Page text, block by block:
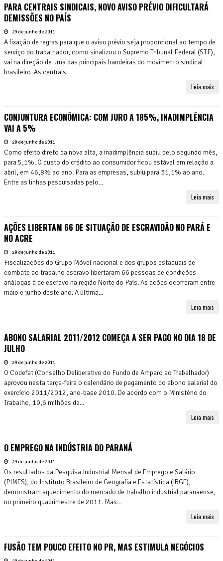
PARA CENTRAIS SINDICAIS, NOVO AVISO PRÉVIO DIFICULTARÁ
DEMISSÕES NO PAÍS
29 de junho de 2011
A fixação de regras para que o aviso prévio seja proporcional ao tempo de
serviço do trabalhador, como sinalizou o Supremo Tribunal Federal (STF),
vai na direção de uma das principais bandeiras do movimento sindical
brasileiro. As centrais...
Leia mais
CONJUNTURA ECONÔMICA: COM JURO A 185%, INADIMPLÊNCIA
VAI A 5%
29 de junho de 2011
Como efeito direto da nova alta, a inadimplência subiu pelo segundo mês,
para 5,1%. O custo do crédito ao consumidor ficou estável em relação a
abril, em 46,8% ao ano. Para as empresas, subiu para 31,1% ao ano.
Entre as linhas pesquisadas pelo...
Leia mais
AÇÕES LIBERTAM 66 DE SITUAÇÃO DE ESCRAVIDÃO NO PARÁ E
NO ACRE
29 de junho de 2011
Fiscalizações do Grupo Móvel nacional e dos grupos estaduais de
combate ao trabalho escravo libertaram 66 pessoas de condições
análogas à de escravo na região Norte do País. As ações ocorreram entre
maio e junho deste ano. A última...
Leia mais
ABONO SALARIAL 2011/2012 COMEÇA A SER PAGO NO DIA 18 DE
JULHO
29 de junho de 2011
O Codefat (Conselho Deliberativo do Fundo de Amparo ao Trabalhador)
aprovou nesta terça-feira o calendário de pagamento do abono salarial do
exercício 2011/2012, ano-base 2010. De acordo com o Ministério do
Trabalho, 19,6 milhões de...
Leia mais
O EMPREGO NA INDÚSTRIA DO PARANÁ
29 de junho de 2011
Os resultados da Pesquisa Industrial Mensal de Emprego e Salário
(PIMES), do Instituto Brasileiro de Geografia e Estatística (IBGE),
demonstram aquecimento do mercado de trabalho industrial paranaense,
no primeiro quadrimestre de 2011. Mas...
Leia mais
FUSÃO TEM POUCO EFEITO NO PR, MAS ESTIMULA NEGÓCIOS